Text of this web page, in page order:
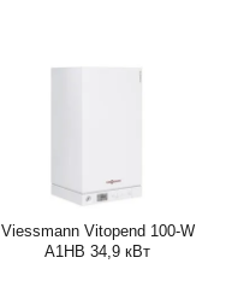
Viessmann Vitopend 100-W
A1HB 34,9 кВт